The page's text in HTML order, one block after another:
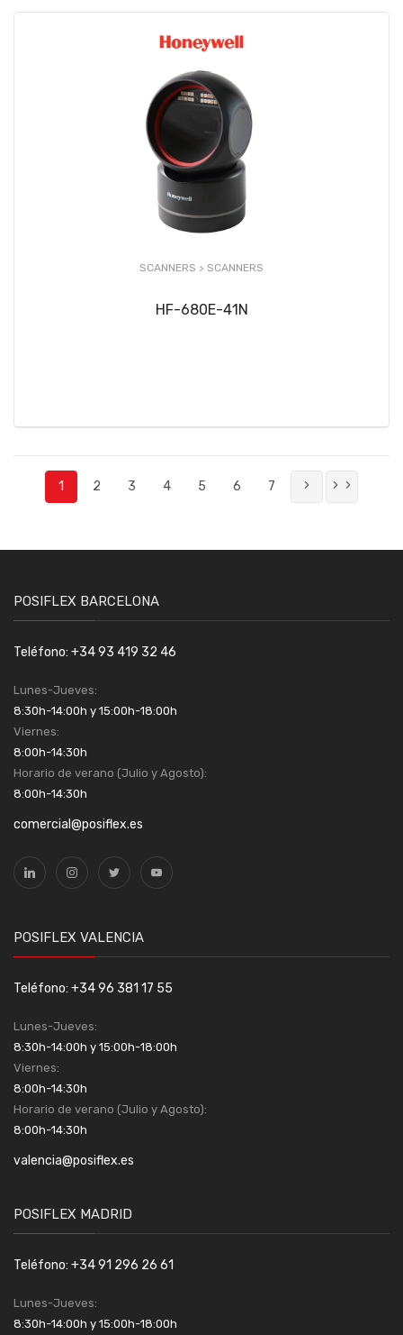
SCANNERS > SCANNERS
HF-680E-41N
1 2 3 4 5 6 7
POSIFLEX BARCELONA
Teléfono: +34 93 419 32 46
Lunes-Jueves:
8:30h-14:00h y 15:00h-18:00h
Viernes:
8:00h-14:30h
Horario de verano (Julio y Agosto):
8:00h-14:30h
comercial@posiflex.es
POSIFLEX VALENCIA
Teléfono: +34 96 381 17 55
Lunes-Jueves:
8:30h-14:00h y 15:00h-18:00h
Viernes:
8:00h-14:30h
Horario de verano (Julio y Agosto):
8:00h-14:30h
valencia@posiflex.es
POSIFLEX MADRID
Teléfono: +34 91 296 26 61
Lunes-Jueves:
8:30h-14:00h y 15:00h-18:00h